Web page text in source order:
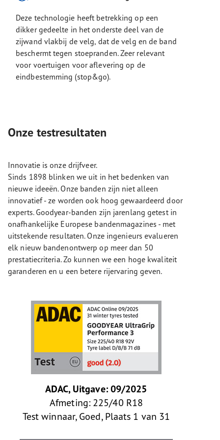
Deze technologie heeft betrekking op een
dikker gedeelte in het onderste deel van de
zijwand vlakbij de velg, dat de velg en de band
beschermt tegen stoepranden. Zeer relevant
voor voertuigen voor aflevering op de
eindbestemming (stop&go).
Onze testresultaten
Innovatie is onze drijfveer.
Sinds 1898 blinken we uit in het bedenken van
nieuwe ideeën. Onze banden zijn niet alleen
innovatief - ze worden ook hoog gewaardeerd door
experts. Goodyear-banden zijn jarenlang getest in
onafhankelijke Europese bandenmagazines - met
uitstekende resultaten. Onze ingenieurs evalueren
elk nieuw bandenontwerp op meer dan 50
prestatiecriteria. Zo kunnen we een hoge kwaliteit
garanderen en u een betere rijervaring geven.
ADAC, Uitgave: 09/2025
Afmeting: 225/40 R18
Test winnaar, Goed, Plaats 1 van 31